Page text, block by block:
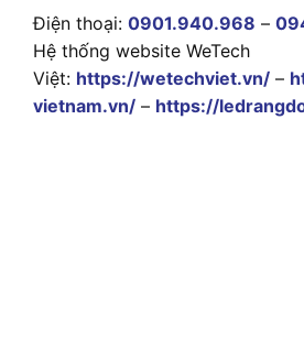
Điện thoại: 0901.940.968 –
Hệ thống website WeTech
Việt: https://wetechviet.vn/ –
vietnam.vn/ – https://